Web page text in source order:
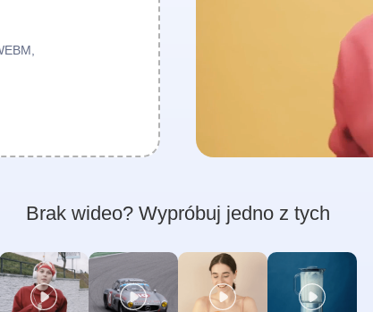
Brak wideo? Wypróbuj jedno z tych